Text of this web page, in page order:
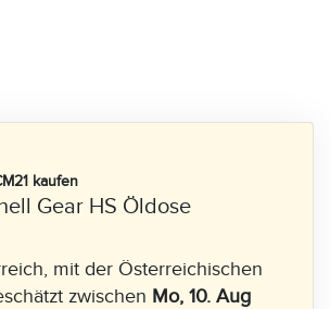
kaufen
Gear HS Öldose
mit der Österreichischen
zwischen Mo, 10. Aug